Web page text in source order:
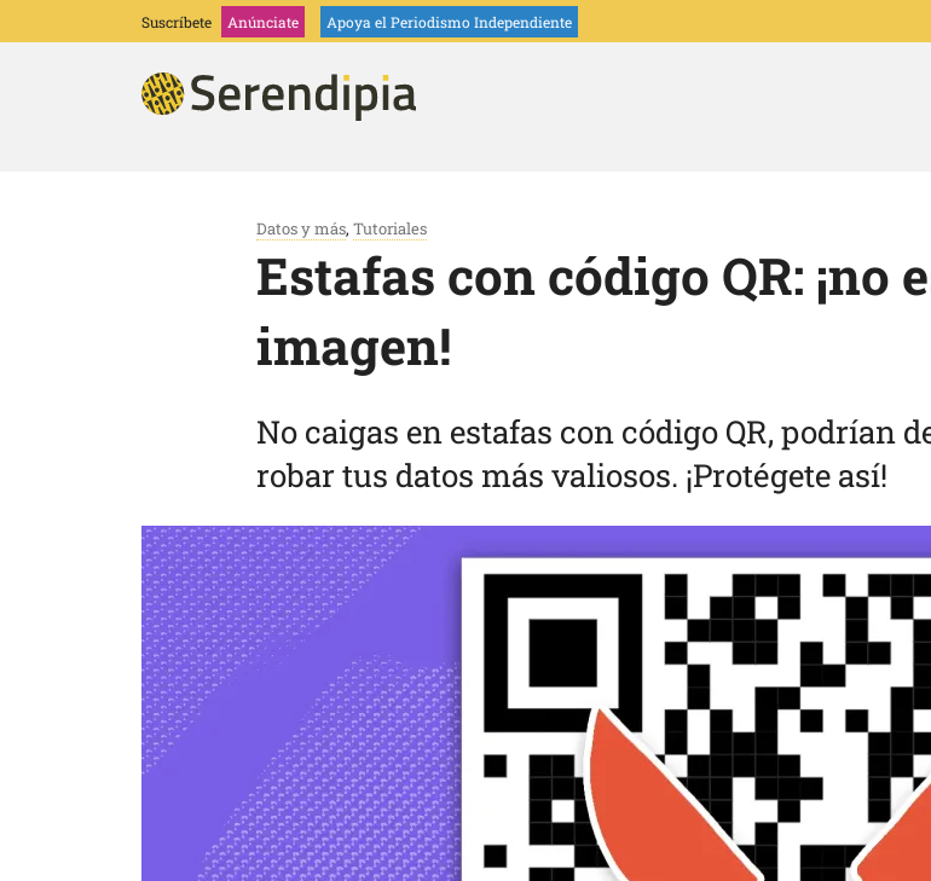
Suscríbete Anúnciate Apoya el Periodismo Independiente
Datos y más, Tutoriales
Estafas con código QR: ¡no
imagen!
No caigas en estafas con código QR, podrían
robar tus datos más valiosos. ¡Protégete así!